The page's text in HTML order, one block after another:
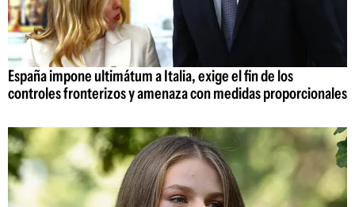
España impone ultimátum a Italia, exige el fin de los
controles fronterizos y amenaza con medidas proporcionales